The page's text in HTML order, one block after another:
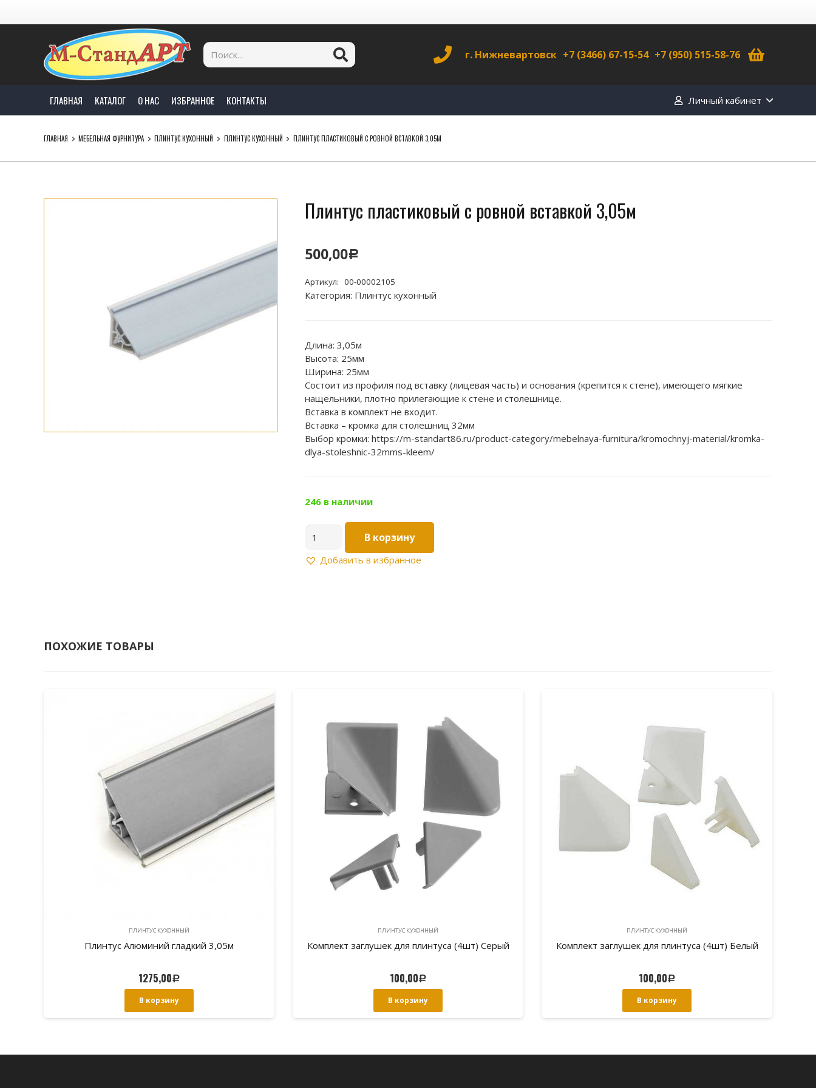
г. Нижневартовск +7 (3466) 67-15-54 +7 (950) 515-58-76
ГЛАВНАЯ КАТАЛОГ О НАС ИЗБРАННОЕ КОНТАКТЫ Личный кабинет
ГЛАВНАЯ МЕБЕЛЬНАЯ ФУРНИТУРА ПЛИНТУС КУХОННЫЙ ПЛИНТУС КУХОННЫЙ ПЛИНТУС ПЛАСТИКОВЫЙ С РОВНОЙ ВСТАВКОЙ 3,05М
Плинтус пластиковый с ровной вставкой 3,05м
500,00Р
Артикул: 00-00002105
Категория: Плинтус кухонный
Длина: 3,05м
Высота: 25мм
Ширина: 25мм
Состоит из профиля под вставку (лицевая часть) и основания (крепится к стене), имеющего мягкие
нащельники, плотно прилегающие к стене и столешнице.
Вставка в комплект не входит.
Вставка – кромка для столешниц 32мм
Выбор кромки: https://m-standart86.ru/product-category/mebelnaya-furnitura/kromochnyj-material/kromka-
dlya-stoleshnic-32mms-kleem/
246 в наличии
товара
Плинтус
В корзину
Добавить в избранное
ПОХОЖИЕ ТОВАРЫ
ПЛИНТУС КУХОННЫЙ
Плинтус Алюминий гладкий 3,05м
1275,00Р
В корзину
ПЛИНТУС КУХОННЫЙ
Комплект заглушек для плинтуса (4шт) Серый
100,00Р
В корзину
ПЛИНТУС КУХОННЫЙ
Комплект заглушек для плинтуса (4шт) Белый
100,00Р
В корзину